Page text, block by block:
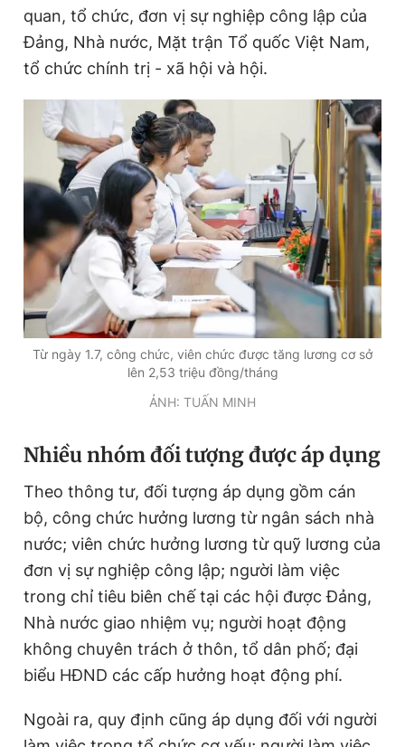
Đọc Thanh Niên trên điện thoại
Theo dõi báo trên
Hotline
0906 645 777
Liên hệ quảng cáo
0908 780 404
Đặt báo Quảng cáo RSS Tòa soạn Chính sách bảo
Tổng biên tập: Nguyễn Ngọc Toàn
Phó tổng biên tập thường trực: Hải Thành
Phó tổng biên tập: Lâm Hiếu Dũng
Giấy phép xuất bản số 110/GP - BTTTT cấp ngày 24.3.2020
chép dưới mọi hình thức nếu không có sự chấp thuận bằng văn
bản. Phát triển bởi ePi Technologies, JSC.
quan, tổ chức, đơn vị sự nghiệp công lập của
Đảng, Nhà nước, Mặt trận Tổ quốc Việt Nam,
tổ chức chính trị - xã hội và hội.
Từ ngày 1.7, công chức, viên chức được tăng lương cơ sở
lên 2,53 triệu đồng/tháng
ẢNH: TUẤN MINH
Nhiều nhóm đối tượng được áp dụng
Theo thông tư, đối tượng áp dụng gồm cán
bộ, công chức hưởng lương từ ngân sách nhà
nước; viên chức hưởng lương từ quỹ lương của
đơn vị sự nghiệp công lập; người làm việc
trong chỉ tiêu biên chế tại các hội được Đảng,
Nhà nước giao nhiệm vụ; người hoạt động
không chuyên trách ở thôn, tổ dân phố; đại
biểu HĐND các cấp hưởng hoạt động phí.
Ngoài ra, quy định cũng áp dụng đối với người